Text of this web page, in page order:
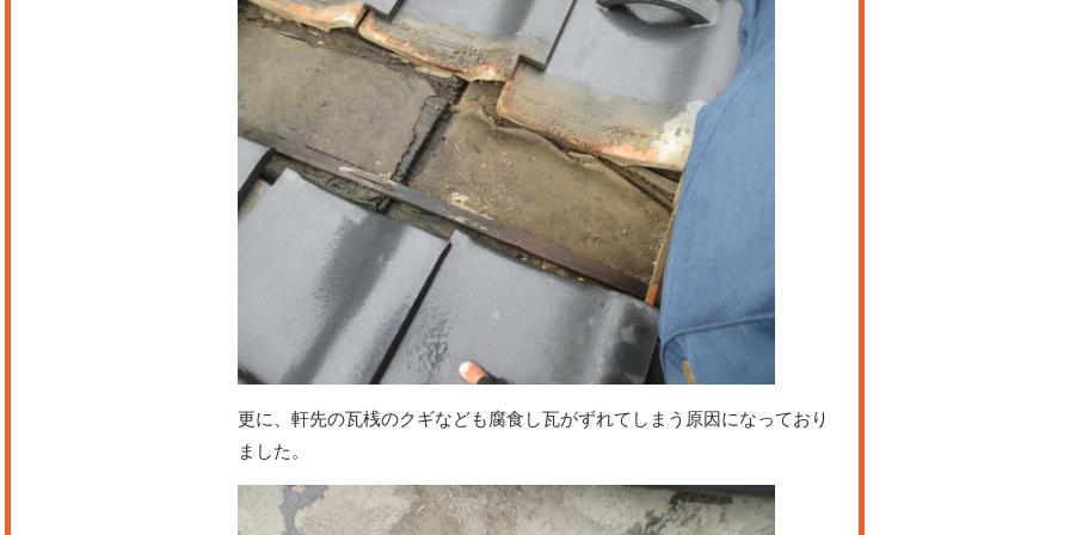
更に、軒先の瓦桟のクギなども腐食し瓦がずれてしまう原因になっており
ました。